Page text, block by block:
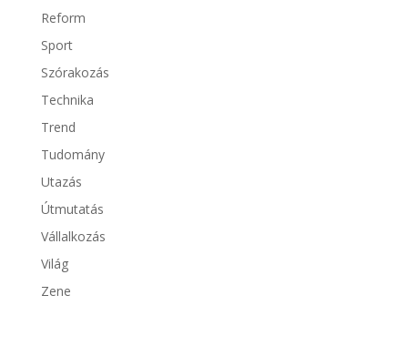
Reform
Sport
Szórakozás
Technika
Trend
Tudomány
Utazás
Útmutatás
Vállalkozás
Világ
Zene